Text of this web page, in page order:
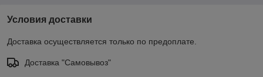
Условия доставки
Доставка осуществляется только по предоплате.
Доставка "Самовывоз"